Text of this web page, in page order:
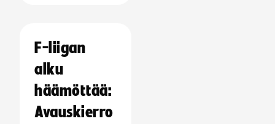
F-liigan
alku
häämöttää:
Avauskierro